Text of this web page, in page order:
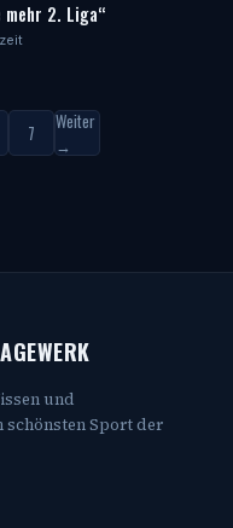
2. Liga“
7
Weiter
→
und
schönsten Sport der